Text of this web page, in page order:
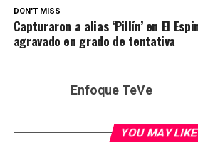
DON'T MISS
Capturaron a alias ‘Pillín’ en El
agravado en grado de tentativa
Enfoque TeVe
YOU MAY LIKE